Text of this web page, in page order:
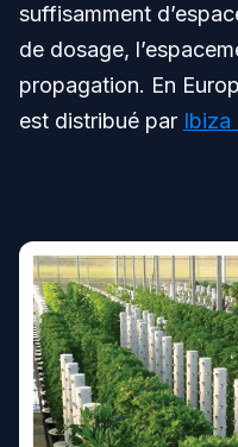
suffisamment
de dosage,
propagation. En
est distribué par Ibiza